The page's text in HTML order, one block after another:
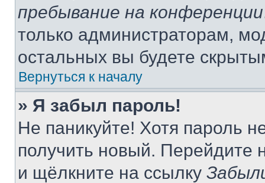
пребывание на конференции
только администраторам,
остальных вы будете
Вернуться к началу
» Я забыл пароль!
Не паникуйте! Хотя пароль
получить новый. Перейдите
и щёлкните на ссылку